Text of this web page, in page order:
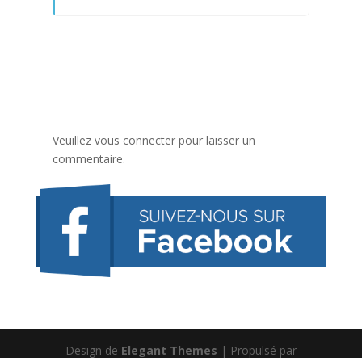
Veuillez vous connecter pour laisser un
commentaire.
Design de Elegant Themes | Propulsé par